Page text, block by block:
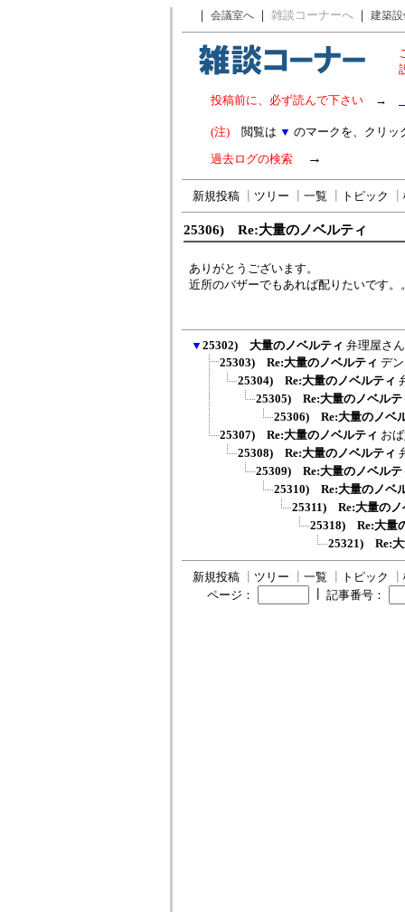
｜ 会議室へ ｜ 雑談コーナーへ ｜ 建築
投稿前に、必ず読んで下さい →
(注) 閲覧は ▼ のマークを、クリッ
過去ログの検索 →
新規投稿 ツリー 一覧 トピック
25306) Re:大量のノベルティ
ありがとうございます。
近所のバザーでもあれば配りたいです。
▼ 25302) 大量のノベルティ 弁理屋さん
25303) Re:大量のノベルティ デ
25304) Re:大量のノベルティ
25305) Re:大量のノベルテ
25306) Re:大量のノベ
25307) Re:大量のノベルティ お
25308) Re:大量のノベルティ
25309) Re:大量のノベルテ
25310) Re:大量のノベ
25311) Re:大量のノ
25318) Re:大量
25321) Re:大
新規投稿 ツリー 一覧 トピック
ページ：
記事番号：